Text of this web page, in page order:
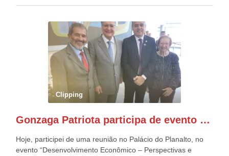
estavam presentes, nos Desfiles da Independência da
outros desfiles, na Esplanada dos Ministérios, disse ter sido
o deste ano, o maior e o mais organizado de todos. “Há
quatro décadas, como Patriota até no nome, participo
anualmente dos desfiles de Sete de Setembro, na
Esplanada dos Ministérios, em Brasília. Este ano, o governo
preparou espaços com cadeiras e coberturas, para 30.000
pessoas, só que o número de Patriotas Brasileiros
Independentes, dobrou na Esplanada. Eu, Lula e os
Patriota.
Clipping
Gonzaga Patriota participa de evento em prol do desenvolvimento do Nordeste
Hoje, participei de uma reunião no Palácio do Planalto, no
evento “Desenvolvimento Econômico – Perspectivas e